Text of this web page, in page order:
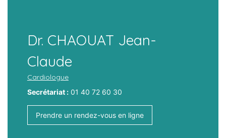
Dr. CHAOUAT Jean-
Claude
Cardiologue
Secrétariat : 01 40 72 60 30
Prendre un rendez-vous en ligne